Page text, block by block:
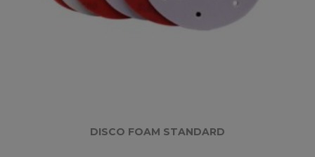
DISCO FOAM STANDARD